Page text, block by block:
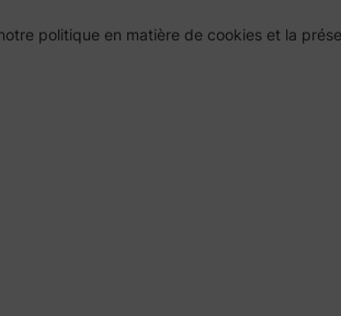
politique en matière de cookies et la